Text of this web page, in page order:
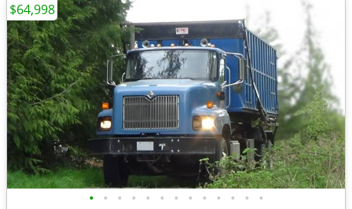
• • • • • • • • • • • • •
$64,998